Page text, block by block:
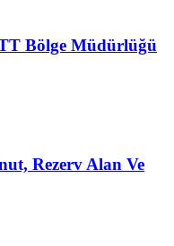
Bölge Müdürlüğü
Rezerv Alan Ve